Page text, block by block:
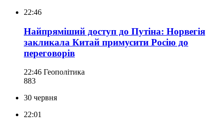
22:46
Найпряміший доступ до Путіна: Норвегія
закликала Китай примусити Росію до
переговорів
22:46 Геополітика
883
30 червня
22:01